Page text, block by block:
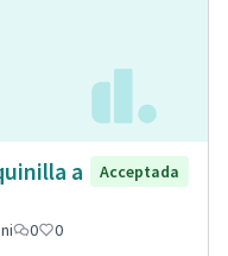
a
Acceptada
0 0